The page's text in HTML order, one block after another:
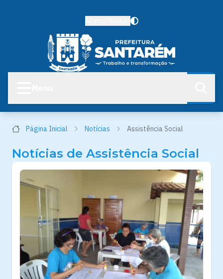
Página Inicial Notícias Assistência Social
Notícias de Assistência Social